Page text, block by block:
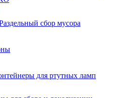
сбор мусора
для ртутных ламп